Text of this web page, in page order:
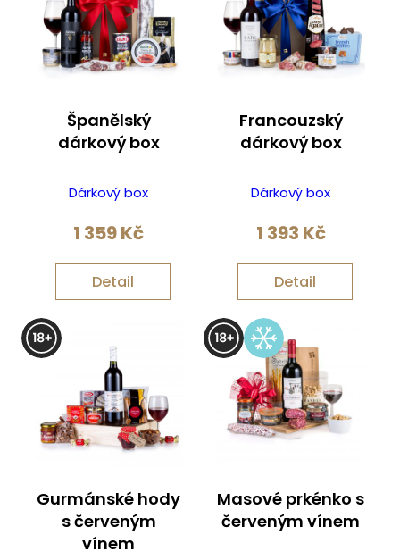
Španělský
dárkový box
Dárkový box
1 359Kč
Detail
Francouzský
dárkový box
Dárkový box
1 393 Kč
Detail
Gurmánské hody
s červeným
vínem
Masové prkénko s
červeným vínem